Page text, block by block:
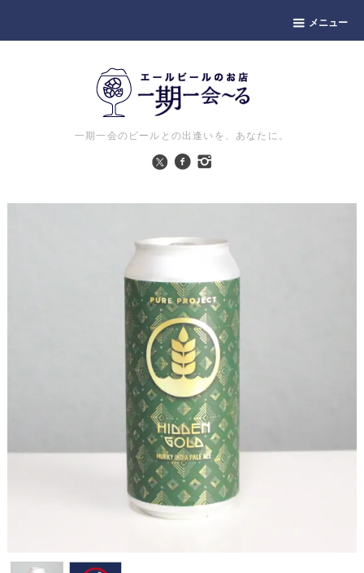
メニュー
一期一会のビールとの出逢いを、あなたに。